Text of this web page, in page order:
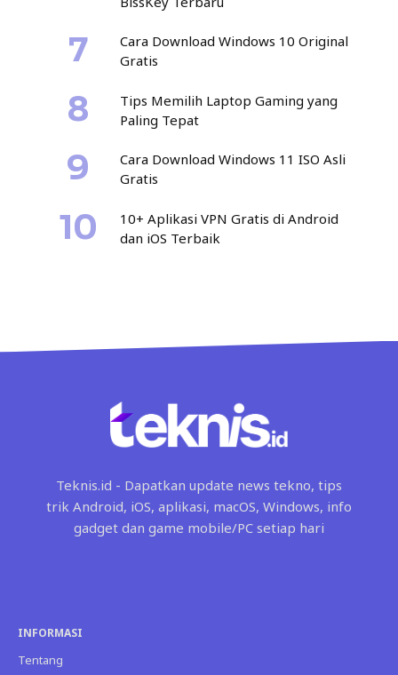
Cara Download Windows 10 Original
Gratis
Tips Memilih Laptop Gaming yang
Paling Tepat
Cara Download Windows 11 ISO Asli
Gratis
10+ Aplikasi VPN Gratis di Android
dan iOS Terbaik
Teknis.id - Dapatkan update news tekno, tips
trik Android, iOS, aplikasi, macOS, Windows, info
gadget dan game mobile/PC setiap hari
INFORMASI
Tentang